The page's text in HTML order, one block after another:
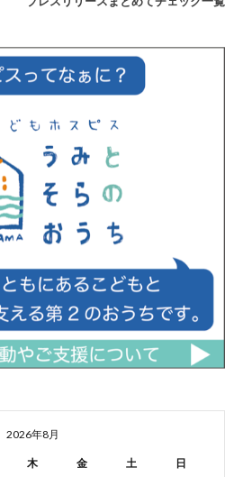
2026年8月
木 金 土 日